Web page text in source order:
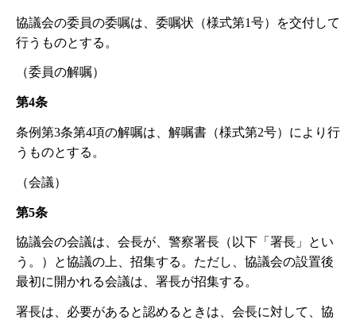
協議会の委員の委嘱は、委嘱状（様式第1号）を交付して
行うものとする。
（委員の解嘱）
第4条
条例第3条第4項の解嘱は、解嘱書（様式第2号）により行
うものとする。
（会議）
第5条
協議会の会議は、会長が、警察署長（以下「署長」とい
う。）と協議の上、招集する。ただし、協議会の設置後
最初に開かれる会議は、署長が招集する。
署長は、必要があると認めるときは、会長に対して、協